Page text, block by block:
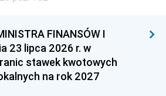
FINANSÓW I
23 lipca 2026 r. w
stawek kwotowych
na rok 2027